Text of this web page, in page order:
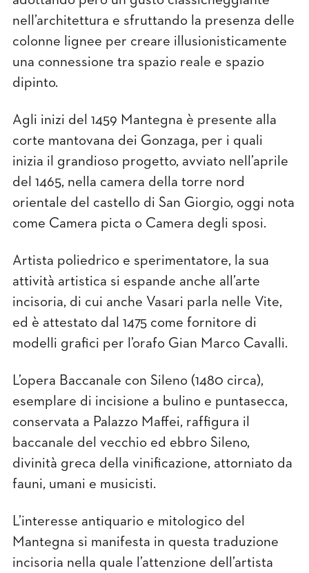
nell’architettura e sfruttando la presenza delle
colonne lignee per creare illusionisticamente
una connessione tra spazio reale e spazio
dipinto.
Agli inizi del 1459 Mantegna è presente alla
corte mantovana dei Gonzaga, per i quali
inizia il grandioso progetto, avviato nell’aprile
del 1465, nella camera della torre nord
orientale del castello di San Giorgio, oggi nota
come Camera picta o Camera degli sposi.
Artista poliedrico e sperimentatore, la sua
attività artistica si espande anche all’arte
incisoria, di cui anche Vasari parla nelle Vite,
ed è attestato dal 1475 come fornitore di
modelli graﬁci per l’orafo Gian Marco Cavalli.
L’opera Baccanale con Sileno (1480 circa),
esemplare di incisione a bulino e puntasecca,
conservata a Palazzo Maffei, rafﬁgura il
baccanale del vecchio ed ebbro Sileno,
divinità greca della viniﬁcazione, attorniato da
fauni, umani e musicisti.
L’interesse antiquario e mitologico del
Mantegna si manifesta in questa traduzione
incisoria nella quale l’attenzione dell’artista